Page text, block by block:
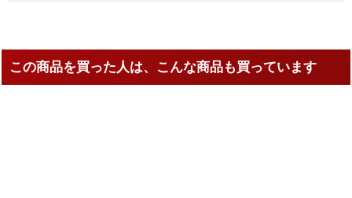
この商品を買った人は、こんな商品も買っています